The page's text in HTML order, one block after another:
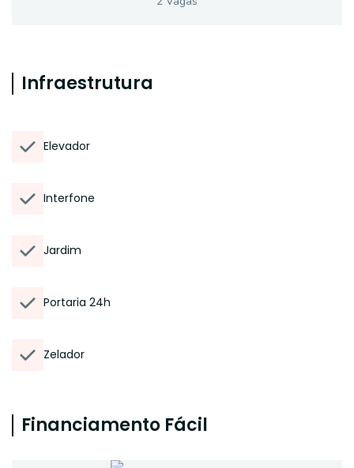
Infraestrutura
Elevador
Interfone
Jardim
Portaria 24h
Zelador
Financiamento Fácil